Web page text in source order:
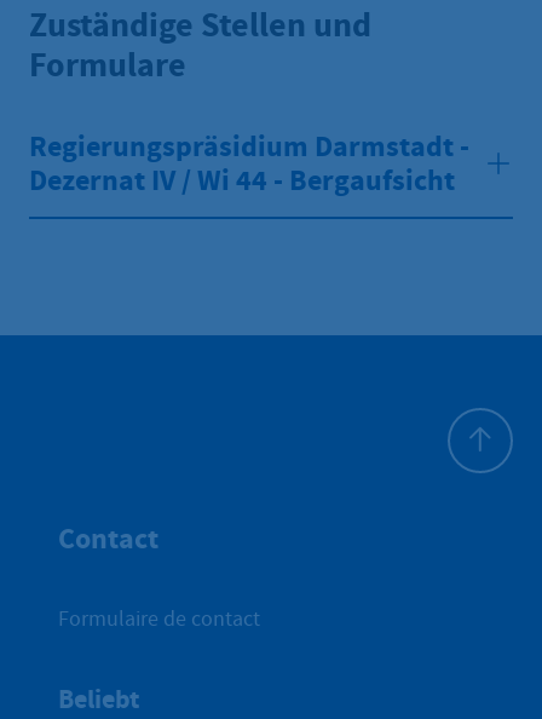
Zuständige Stellen und
Formulare
Regierungspräsidium Darmstadt -
Dezernat IV / Wi 44 - Bergaufsicht
Contact
Formulaire de contact
Beliebt